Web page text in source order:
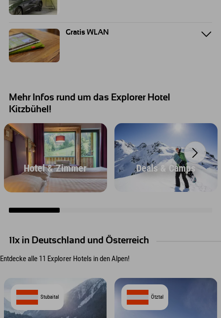
Gratis WLAN
Mehr Infos rund um das Explorer Hotel
Kitzbühel!
Hotel & Zimmer Deals & Camps
11x in Deutschland und Österreich
Entdecke alle 11 Explorer Hotels in den Alpen!
Stubaital Ötztal